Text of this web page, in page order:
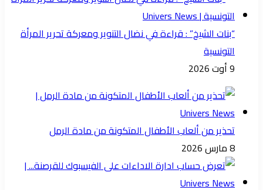
“بنات الشيخ” : قراءة في نضال التنوير ومعركة تحرير المرأة
التونسية
9 أوت 2026
تحذير من ألعاب الأطفال المتكونة من مادة الرمل
8 مارس 2026